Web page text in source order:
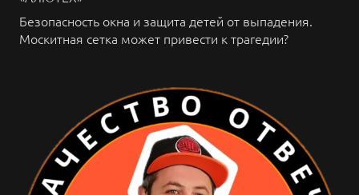
Безопасность окна и защита детей от выпадения.
Москитная сетка может привести к трагедии?